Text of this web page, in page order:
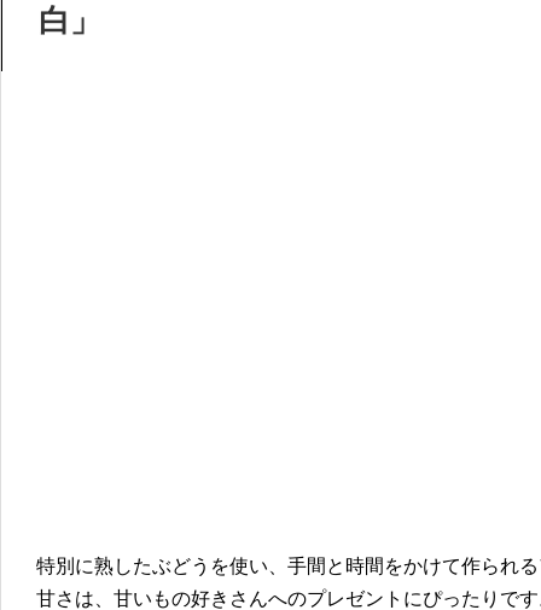
白」
特別に熟したぶどうを使い、手間と時間をかけて作られ
甘さは、甘いもの好きさんへのプレゼントにぴったりで